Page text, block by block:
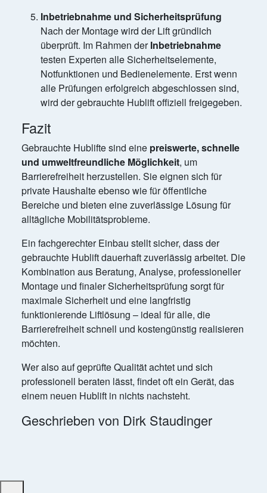
Inbetriebnahme und Sicherheitsprüfung
Nach der Montage wird der Lift gründlich
überprüft. Im Rahmen derInbetriebnahme
testen Experten alle Sicherheitselemente,
Notfunktionen und Bedienelemente. Erst wenn
alle Prüfungen erfolgreich abgeschlossen sind,
wird der gebrauchte Hublift offiziell freigegeben.
Fazit
Gebrauchte Hublifte sind eine preiswerte, schnelle
und umweltfreundliche Möglichkeit, um
Barrierefreiheit herzustellen. Sie eignen sich für
private Haushalte ebenso wie für öffentliche
Bereiche und bieten eine zuverlässige Lösung für
alltägliche Mobilitätsprobleme.
Ein fachgerechter Einbau stellt sicher, dass der
gebrauchte Hublift dauerhaft zuverlässig arbeitet. Die
Kombination aus Beratung, Analyse, professioneller
Montage und finaler Sicherheitsprüfung sorgt für
maximale Sicherheit und eine langfristig
funktionierende Liftlösung – ideal für alle, die
Barrierefreiheit schnell und kostengünstig realisieren
möchten.
Wer also auf geprüfte Qualität achtet und sich
professionell beraten lässt, findet oft ein Gerät, das
einem neuen Hublift in nichts nachsteht.
Geschrieben von Dirk Staudinger